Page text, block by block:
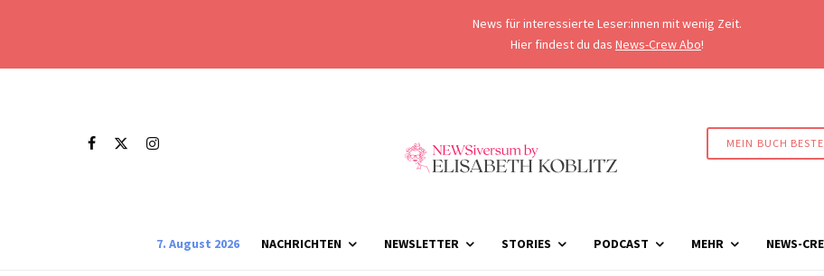
News für interessierte Leser:innen mit wenig Zeit.
Hier findest du das News-Crew Abo!
MEIN BUCH
7. August 2026 NACHRICHTEN NEWSLETTER STORIES PODCAST MEHR NEWS-